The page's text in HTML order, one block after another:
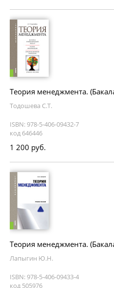
Теория менеджмента.
Тодошева С.Т.
ISBN: 978-5-406-09432-7
код 646446
1 200 руб.
Теория менеджмента.
Лапыгин Ю.Н.
ISBN: 978-5-406-09433-4
код 505976